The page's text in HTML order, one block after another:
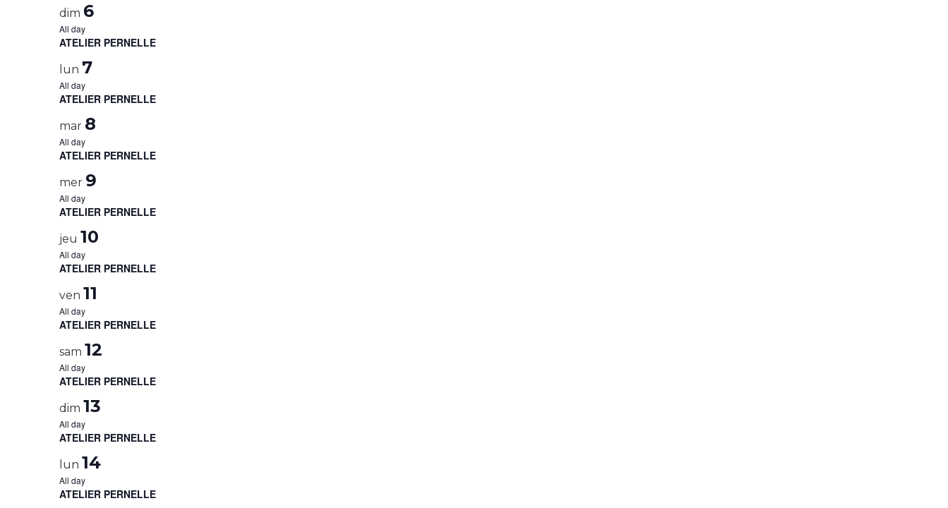
dim 6
All day
ATELIER PERNELLE
lun 7
All day
ATELIER PERNELLE
mar 8
All day
ATELIER PERNELLE
mer 9
All day
ATELIER PERNELLE
jeu 10
All day
ATELIER PERNELLE
ven 11
All day
ATELIER PERNELLE
sam 12
All day
ATELIER PERNELLE
dim 13
All day
ATELIER PERNELLE
lun 14
All day
ATELIER PERNELLE